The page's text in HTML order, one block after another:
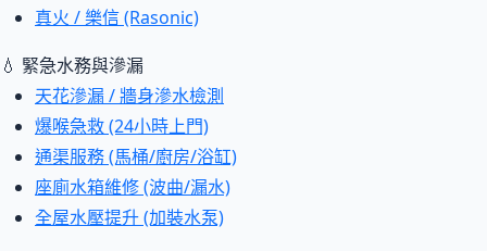
真火 / 樂信 (Rasonic)
💧 緊急水務與滲漏
天花滲漏 / 牆身滲水檢測
爆喉急救 (24小時上門)
通渠服務 (馬桶/廚房/浴缸)
座廁水箱維修 (波曲/漏水)
全屋水壓提升 (加裝水泵)